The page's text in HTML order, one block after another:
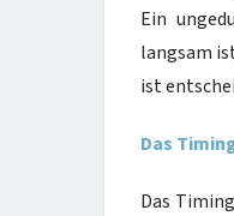
Ein
langsam
ist
Das
Das